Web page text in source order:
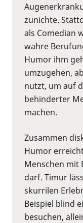
zunichte.
als Comedian
wahre
Humor ihm
umzugehen,
nutzt, um auf
behinderter
machen.
Zusammen
Humor
Menschen mit
darf. Timur
skurrilen
Beispiel blind
besuchen,